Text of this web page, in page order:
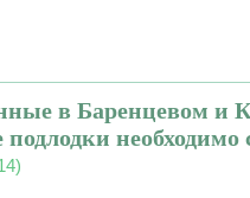
в Баренцевом и
необходимо